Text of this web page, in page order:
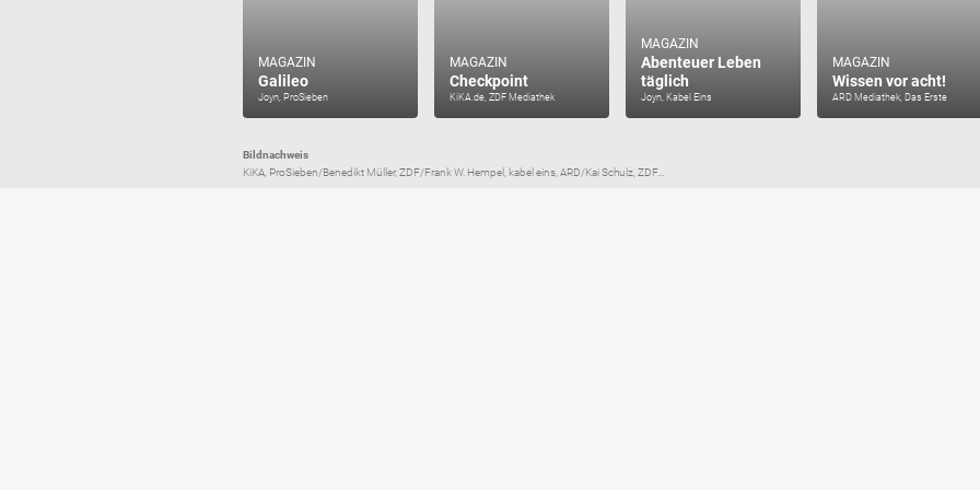
MAGAZIN
Galileo
Joyn, ProSieben
MAGAZIN
Checkpoint
KiKA.de, ZDF Mediathek
MAGAZIN
Abenteuer Leben
täglich
Joyn, Kabel Eins
MAGAZIN
Wissen vor acht!
ARD Mediathek, Das Erste
Bildnachweis
KiKA, ProSieben/Benedikt Müller, ZDF/Frank W. Hempel, kabel eins, ARD/Kai Schulz, ZDF...